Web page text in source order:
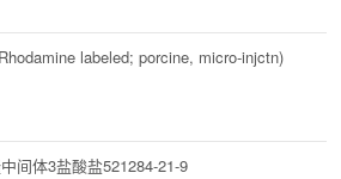
labeled; porcine, micro-injctn)
间体3盐酸盐521284-21-9